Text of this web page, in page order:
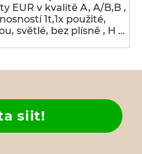
EUR v kvalitě A, A/B,B ,
1t,1x použité,
světlé, bez plísně , H …
siit!